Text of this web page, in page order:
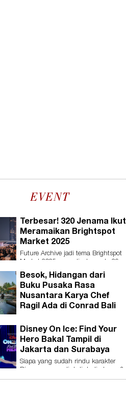
EVENT
Terbesar! 320 Jenama Ikut
Meramaikan Brightspot
Market 2025
Future Archive jadi tema Brightspot
Market 2025 yang digelar pada 29
Mei-1 Juni dan 5-8 Juni 2025.
Besok, Hidangan dari
Buku Pusaka Rasa
Nusantara Karya Chef
Ragil Ada di Conrad Bali
Disney On Ice: Find Your
Hero Bakal Tampil di
Jakarta dan Surabaya
Siapa yang sudah rindu karakter
Disney yang meliuk-liuk di atas es?
Siapkan dirimu untuk kehadiran